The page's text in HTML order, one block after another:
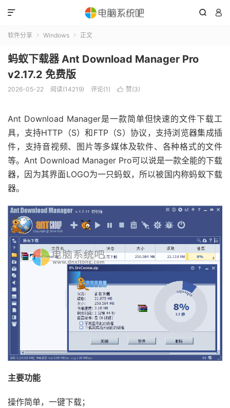
 

软件分享  Windows  正文
蚂蚁下载器 Ant Download Manager Pro
v2.17.2 免费版
2026-05-22 阅读(14219) 评论(1)  赞(3)
Ant Download Manager是一款简单但快速的文件下载工
具，支持HTTP（S）和FTP（S）协议，支持浏览器集成插
件，支持音视频、图片等多媒体及软件、各种格式的文件
等。Ant Download Manager Pro可以说是一款全能的下载
器，因为其界面LOGO为一只蚂蚁，所以被国内称蚂蚁下载
器。
主要功能
操作简单，一键下载；